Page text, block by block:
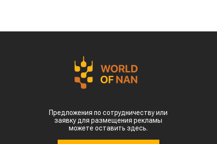
Предложения по сотрудничеству или
заявку для размещения рекламы
можете оставить здесь.